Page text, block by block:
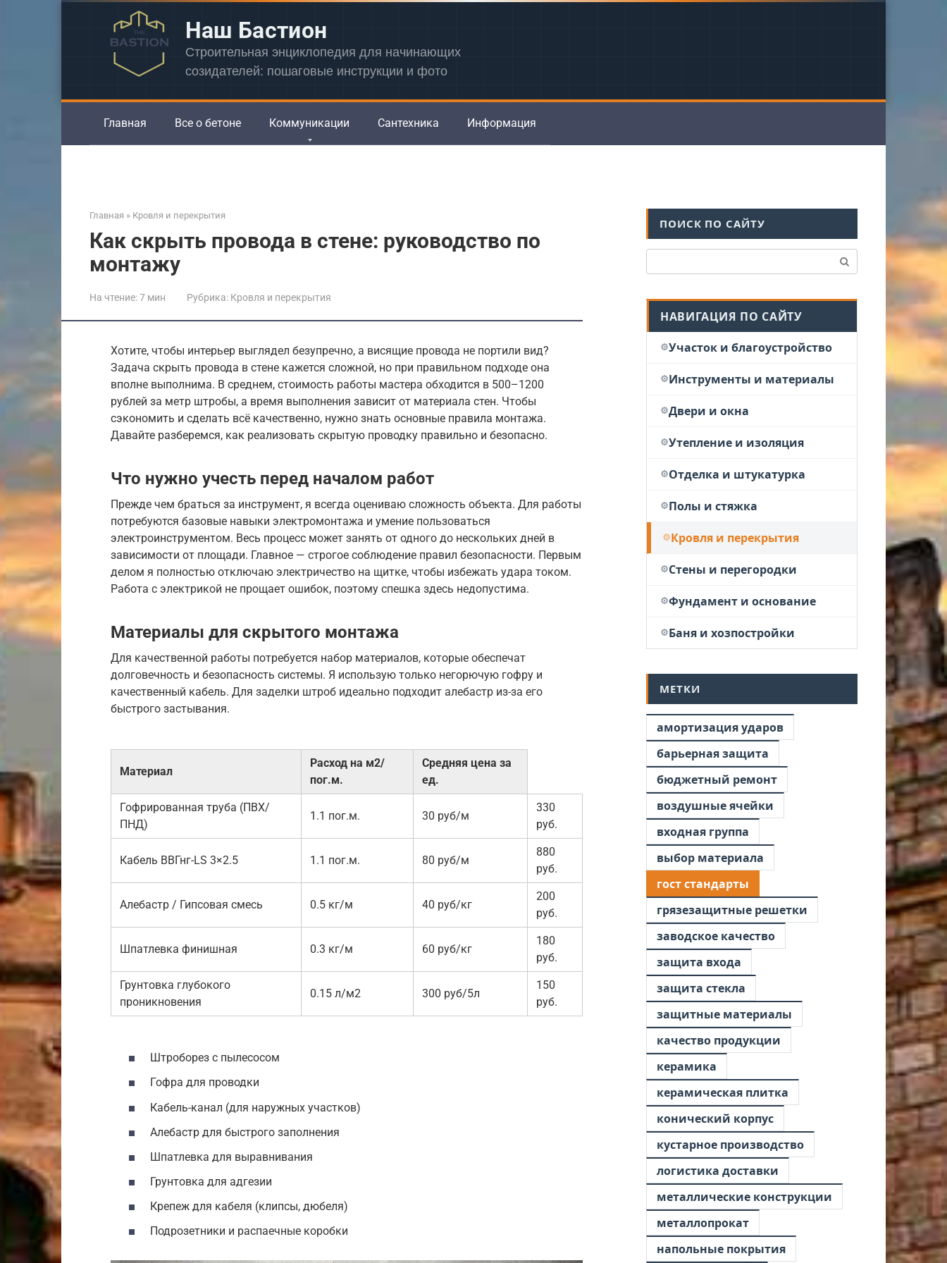
Наш Бастион
Строительная энциклопедия для начинающих
созидателей: пошаговые инструкции и фото
Главная Все о бетоне Коммуникации Сантехника Информация
Главная » Кровля и перекрытия
Как скрыть провода в стене: руководство по
монтажу
На чтение:7 мин Рубрика: Кровля и перекрытия
Хотите, чтобы интерьер выглядел безупречно, а висящие провода не портили вид?
Задача скрыть провода в стене кажется сложной, но при правильном подходе она
вполне выполнима. В среднем, стоимость работы мастера обходится в 500–1200
рублей за метр штробы, а время выполнения зависит от материала стен. Чтобы
сэкономить и сделать всё качественно, нужно знать основные правила монтажа.
Давайте разберемся, как реализовать скрытую проводку правильно и безопасно.
Что нужно учесть перед началом работ
Прежде чем браться за инструмент, я всегда оцениваю сложность объекта. Для работы
потребуются базовые навыки электромонтажа и умение пользоваться
электроинструментом. Весь процесс может занять от одного до нескольких дней в
зависимости от площади. Главное — строгое соблюдение правил безопасности. Первым
делом я полностью отключаю электричество на щитке, чтобы избежать удара током.
Работа с электрикой не прощает ошибок, поэтому спешка здесь недопустима.
Материалы для скрытого монтажа
Для качественной работы потребуется набор материалов, которые обеспечат
долговечность и безопасность системы. Я использую только негорючую гофру и
качественный кабель. Для заделки штроб идеально подходит алебастр из-за его
быстрого застывания.
Материал
Расход на м2/
пог.м.
Средняя цена за
ед.
Гофрированная труба (ПВХ/
ПНД)
1.1 пог.м. 30 руб/м
330
руб.
Кабель ВВГнг-LS 3×2.5 1.1 пог.м. 80 руб/м
880
руб.
Алебастр / Гипсовая смесь 0.5 кг/м 40 руб/кг
200
руб.
Шпатлевка финишная 0.3 кг/м 60 руб/кг
180
руб.
Грунтовка глубокого
проникновения
0.15 л/м2 300 руб/5л
150
руб.
Штроборез с пылесосом
Гофра для проводки
Кабель-канал (для наружных участков)
Алебастр для быстрого заполнения
Шпатлевка для выравнивания
Грунтовка для адгезии
Крепеж для кабеля (клипсы, дюбеля)
Подрозетники и распаечные коробки
ПОИСК ПО САЙТУ
НАВИГАЦИЯ ПО САЙТУ
Участок и благоустройство
Инструменты и материалы
Двери и окна
Утепление и изоляция
Отделка и штукатурка
Полы и стяжка
Кровля и перекрытия
Стены и перегородки
Фундамент и основание
Баня и хозпостройки
МЕТКИ
амортизация ударов
барьерная защита
бюджетный ремонт
воздушные ячейки
входная группа
выбор материала
гост стандарты
грязезащитные решетки
заводское качество
защита входа
защита стекла
защитные материалы
качество продукции
керамика
керамическая плитка
конический корпус
кустарное производство
логистика доставки
металлические конструкции
металлопрокат
напольные покрытия